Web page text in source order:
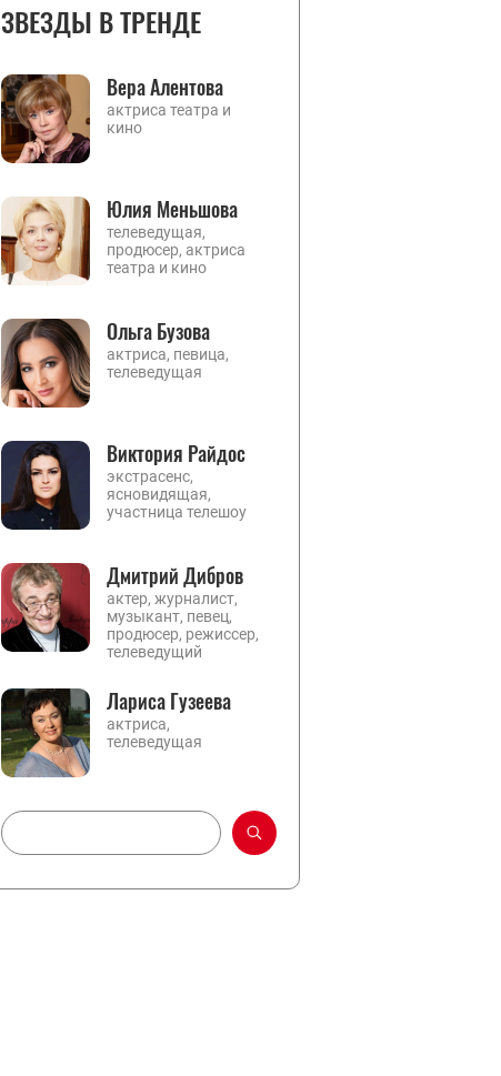
ЗВЕЗДЫ В ТРЕНДЕ
Вера Алентова
актриса театра и
кино
Юлия Меньшова
телеведущая,
продюсер, актриса
театра и кино
Ольга Бузова
актриса, певица,
телеведущая
Виктория Райдос
экстрасенс,
ясновидящая,
участница телешоу
Дмитрий Дибров
актер, журналист,
музыкант, певец,
продюсер, режиссер,
телеведущий
Лариса Гузеева
актриса,
телеведущая